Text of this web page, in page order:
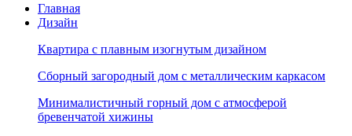
Главная
Дизайн
Квартира с плавным изогнутым дизайном
Сборный загородный дом с металлическим каркасом
Минималистичный горный дом с атмосферой
бревенчатой хижины